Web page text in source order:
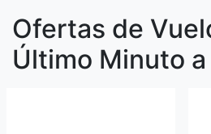
Ofertas de
Último Minuto